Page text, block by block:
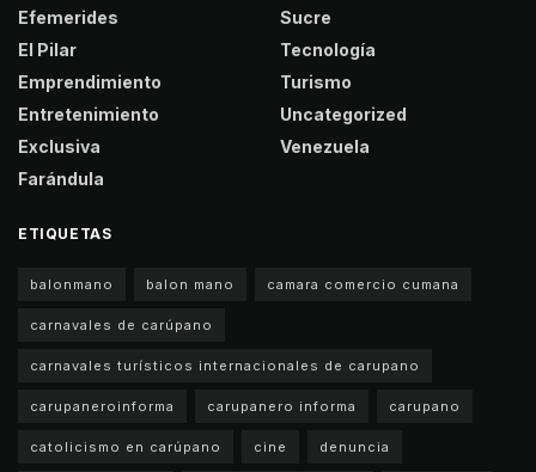
Efemerides
El Pilar
Emprendimiento
Entretenimiento
Exclusiva
Farándula
Sucre
Tecnología
Turismo
Uncategorized
Venezuela
ETIQUETAS
balonmano balon mano camara comercio cumana
carnavales de carúpano
carnavales turísticos internacionales de carupano
carupaneroinforma carupanero informa carupano
catolicismo en carúpano cine denuncia